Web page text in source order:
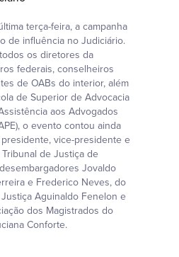
terça-feira, a campanha
de influência no Judiciário.
os diretores da
federais, conselheiros
de OABs do interior, além
de Superior de Advocacia
aos Advogados
o evento contou ainda
vice-presidente e
de Justiça de
Jovaldo
e Frederico Neves, do
Aguinaldo Fenelon e
dos Magistrados do
Conforte.